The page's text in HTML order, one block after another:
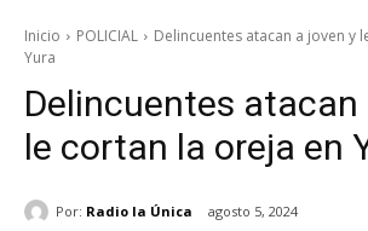
Inicio POLICIAL
Delincuentes atacan a joven y
Yura
Delincuentes atacan
le cortan la oreja en
Por: Radio la Única agosto 5, 2024